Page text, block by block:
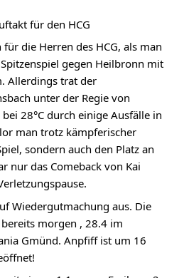
für den HCG
die Herren des HCG, als man
gegen Heilbronn mit
Allerdings trat der
unter der Regie von
28°C durch einige Ausfälle in
man trotz kämpferischer
sondern auch den Platz an
nur das Comeback von Kai
Wiedergutmachung aus. Die
morgen , 28.4 im
Gmünd. Anpfiff ist um 16